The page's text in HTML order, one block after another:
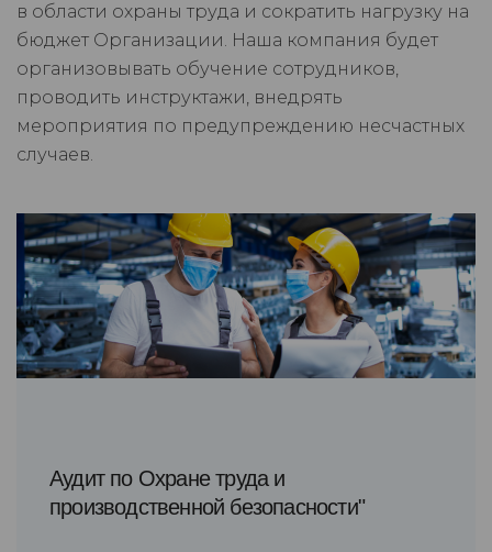
в области охраны труда и сократить нагрузку на
бюджет Организации. Наша компания будет
организовывать обучение сотрудников,
проводить инструктажи, внедрять
мероприятия по предупреждению несчастных
случаев.
Аудит по Охране труда и
производственной безопасности"